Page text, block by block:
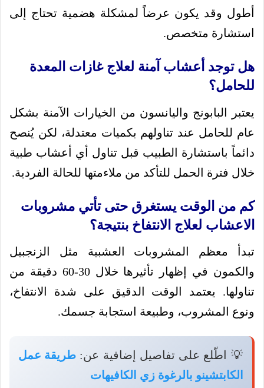
أطول وقد يكون عرضاً لمشكلة هضمية تحتاج إلى
استشارة متخصص.
هل توجد أعشاب آمنة لعلاج غازات المعدة
للحامل؟
يعتبر البابونج واليانسون من الخيارات الآمنة بشكل
عام للحامل عند تناولهم بكميات معتدلة، لكن يُنصح
دائماً باستشارة الطبيب قبل تناول أي أعشاب طبية
خلال فترة الحمل للتأكد من ملاءمتها للحالة الفردية.
كم من الوقت يستغرق حتى تأتي مشروبات
الاعشاب لعلاج الانتفاخ بنتيجة؟
تبدأ معظم المشروبات العشبية مثل الزنجبيل
والكمون في إظهار تأثيرها خلال 30-60 دقيقة من
تناولها. يعتمد الوقت الدقيق على شدة الانتفاخ،
ونوع المشروب، وطبيعة استجابة جسمك.
💡 اطّلع على تفاصيل إضافية عن: طريقة عمل
الكابتشينو بالرغوة زي الكافيهات